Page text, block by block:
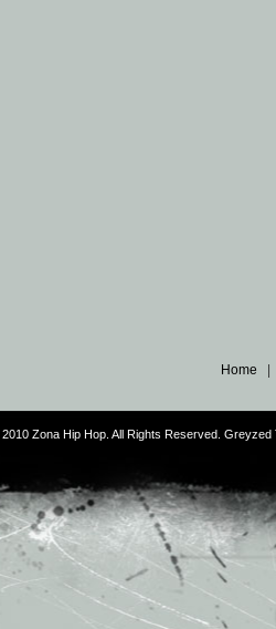
Home
Zona Hip Hop. All Rights Reserved.